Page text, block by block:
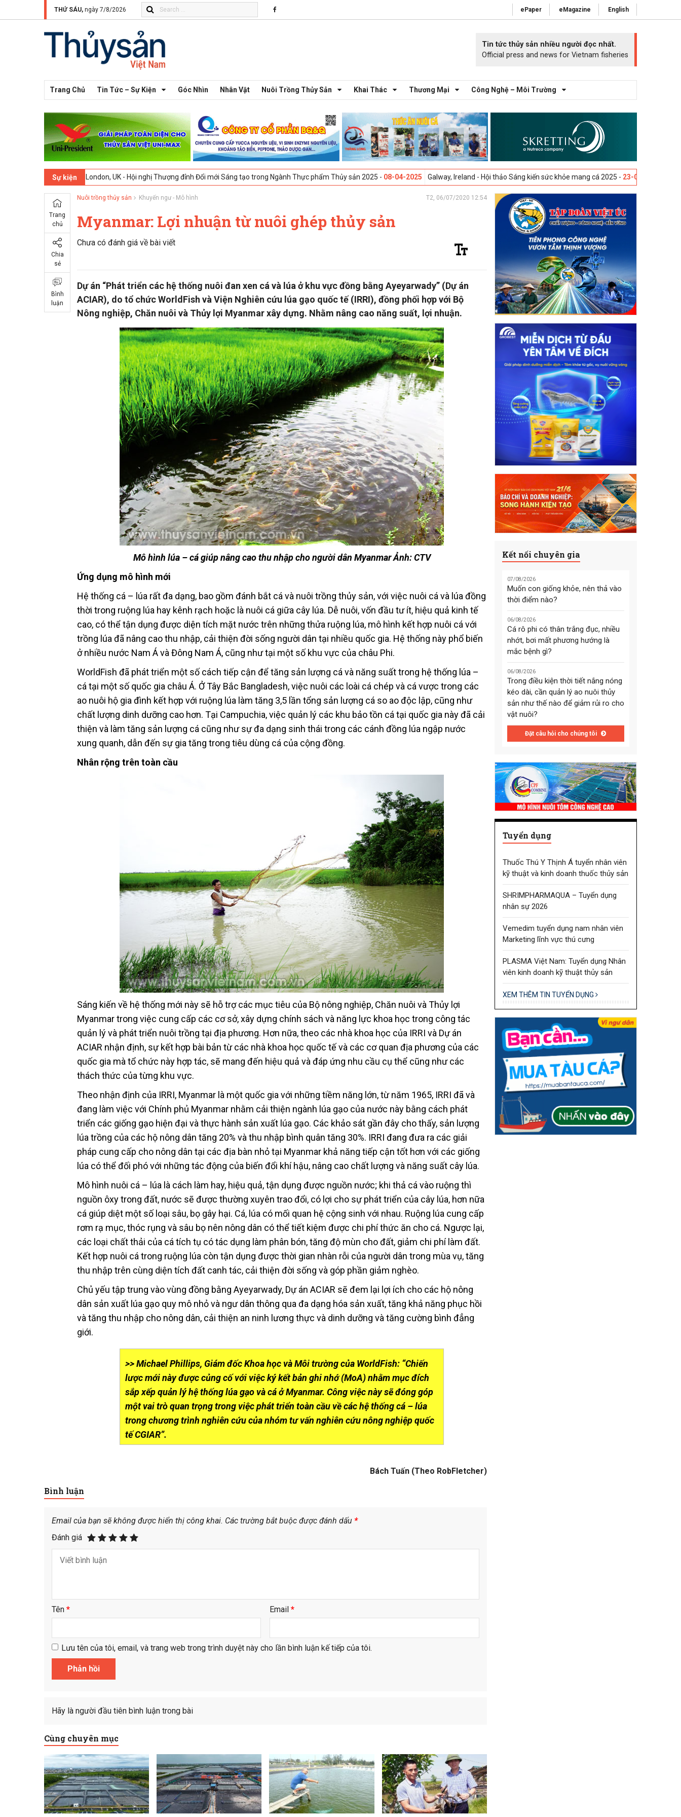
THỨ SÁU, ngày 7/8/2026 ePaper eMagazine English
Tin tức thủy sản nhiều người đọc nhất.
Official press and news for Vietnam fisheries
Trang Chủ Tin Tức – Sự Kiện Góc Nhìn Nhân Vật Nuôi Trồng Thủy Sản Khai Thác Thương Mại Công Nghệ – Môi Trường
Sự kiện
London, UK - Hội nghị Thượng đỉnh Đổi mới Sáng tạo trong Ngành Thực phẩm Thủy sản 2025 -08-04-2025 Galway, Ireland - Hội thảo Sáng kiến sức khỏe mang cá 2025 -23-04-2025 Vigo, Tây Ban Nha -
Trang
chủ
Chia
sẻ
Bình
luận
Nuôi trồng thủy sản Khuyến ngư - Mô hình T2, 06/07/2020 12:54
Myanmar: Lợi nhuận từ nuôi ghép thủy sản
Chưa có đánh giá về bài viết
Dự án “Phát triển các hệ thống nuôi đan xen cá và lúa ở khu vực đồng bằng Ayeyarwady” (Dự án
ACIAR), do tổ chức WorldFish và Viện Nghiên cứu lúa gạo quốc tế (IRRI), đồng phối hợp với Bộ
Nông nghiệp, Chăn nuôi và Thủy lợi Myanmar xây dựng. Nhằm nâng cao năng suất, lợi nhuận.
Mô hình lúa – cá giúp nâng cao thu nhập cho người dân Myanmar Ảnh: CTV
Ứng dụng mô hình mới
Hệ thống cá – lúa rất đa dạng, bao gồm đánh bắt cá và nuôi trồng thủy sản, với việc nuôi cá và lúa đồng
thời trong ruộng lúa hay kênh rạch hoặc là nuôi cá giữa cây lúa. Dễ nuôi, vốn đầu tư ít, hiệu quả kinh tế
cao, có thể tận dụng được diện tích mặt nước trên những thửa ruộng lúa, mô hình kết hợp nuôi cá với
trồng lúa đã nâng cao thu nhập, cải thiện đời sống người dân tại nhiều quốc gia. Hệ thống này phổ biến
ở nhiều nước Nam Á và Đông Nam Á, cũng như tại một số khu vực của châu Phi.
WorldFish đã phát triển một số cách tiếp cận để tăng sản lượng cá và năng suất trong hệ thống lúa –
cá tại một số quốc gia châu Á. Ở Tây Bắc Bangladesh, việc nuôi các loài cá chép và cá vược trong các
ao nuôi hộ gia đình kết hợp với ruộng lúa làm tăng 3,5 lần tổng sản lượng cá so ao độc lập, cũng như
chất lượng dinh dưỡng cao hơn. Tại Campuchia, việc quản lý các khu bảo tồn cá tại quốc gia này đã cải
thiện và làm tăng sản lượng cá cũng như sự đa dạng sinh thái trong các cánh đồng lúa ngập nước
xung quanh, dẫn đến sự gia tăng trong tiêu dùng cá của cộng đồng.
Nhân rộng trên toàn cầu
Sáng kiến về hệ thống mới này sẽ hỗ trợ các mục tiêu của Bộ nông nghiệp, Chăn nuôi và Thủy lợi
Myanmar trong việc cung cấp các cơ sở, xây dựng chính sách và năng lực khoa học trong công tác
quản lý và phát triển nuôi trồng tại địa phương. Hơn nữa, theo các nhà khoa học của IRRI và Dự án
ACIAR nhận định, sự kết hợp bài bản từ các nhà khoa học quốc tế và các cơ quan địa phương của các
quốc gia mà tổ chức này hợp tác, sẽ mang đến hiệu quả và đáp ứng nhu cầu cụ thể cũng như các
thách thức của từng khu vực.
Theo nhận định của IRRI, Myanmar là một quốc gia với những tiềm năng lớn, từ năm 1965, IRRI đã và
đang làm việc với Chính phủ Myanmar nhằm cải thiện ngành lúa gạo của nước này bằng cách phát
triển các giống gạo hiện đại và thực hành sản xuất lúa gạo. Các khảo sát gần đây cho thấy, sản lượng
lúa trồng của các hộ nông dân tăng 20% và thu nhập bình quân tăng 30%. IRRI đang đưa ra các giải
pháp cung cấp cho nông dân tại các địa bàn nhỏ tại Myanmar khả năng tiếp cận tốt hơn với các giống
lúa có thể đối phó với những tác động của biến đổi khí hậu, nâng cao chất lượng và năng suất cây lúa.
Mô hình nuôi cá – lúa là cách làm hay, hiệu quả, tận dụng được nguồn nước; khi thả cá vào ruộng thì
nguồn ôxy trong đất, nước sẽ được thường xuyên trao đổi, có lợi cho sự phát triển của cây lúa, hơn nữa
cá giúp diệt một số loại sâu, bọ gây hại. Cá, lúa có mối quan hệ cộng sinh với nhau. Ruộng lúa cung cấp
rơm rạ mục, thóc rụng và sâu bọ nên nông dân có thể tiết kiệm được chi phí thức ăn cho cá. Ngược lại,
các loại chất thải của cá tích tụ có tác dụng làm phân bón, tăng độ mùn cho đất, giảm chi phí làm đất.
Kết hợp nuôi cá trong ruộng lúa còn tận dụng được thời gian nhàn rỗi của người dân trong mùa vụ, tăng
thu nhập trên cùng diện tích đất canh tác, cải thiện đời sống và góp phần giảm nghèo.
Chủ yếu tập trung vào vùng đồng bằng Ayeyarwady, Dự án ACIAR sẽ đem lại lợi ích cho các hộ nông
dân sản xuất lúa gạo quy mô nhỏ và ngư dân thông qua đa dạng hóa sản xuất, tăng khả năng phục hồi
và tăng thu nhập cho nông dân, cải thiện an ninh lương thực và dinh dưỡng và tăng cường bình đẳng
giới.
>> Michael Phillips, Giám đốc Khoa học và Môi trường của WorldFish: “Chiến
lược mới này được củng cố với việc ký kết bản ghi nhớ (MoA) nhằm mục đích
sắp xếp quản lý hệ thống lúa gạo và cá ở Myanmar. Công việc này sẽ đóng góp
một vai trò quan trọng trong việc phát triển toàn cầu về các hệ thống cá – lúa
trong chương trình nghiên cứu của nhóm tư vấn nghiên cứu nông nghiệp quốc
tế CGIAR”.
Bách Tuấn (Theo RobFletcher)
Bình luận
Email của bạn sẽ không được hiển thị công khai. Các trường bắt buộc được đánh dấu *
Đánh giá
Tên * Email*
Lưu tên của tôi, email, và trang web trong trình duyệt này cho lần bình luận kế tiếp của tôi.
Hãy là người đầu tiên bình luận trong bài
Cùng chuyên mục
Kết nối chuyên gia
07/08/2026
Muốn con giống khỏe, nên thả vào
thời điểm nào?
06/08/2026
Cá rô phi có thân trắng đục, nhiều
nhớt, bơi mất phương hướng là
mắc bệnh gì?
06/08/2026
Trong điều kiện thời tiết nắng nóng
kéo dài, cần quản lý ao nuôi thủy
sản như thế nào để giảm rủi ro cho
vật nuôi?
Đặt câu hỏi cho chúng tôi
Tuyển dụng
Thuốc Thú Y Thịnh Á tuyển nhân viên
kỹ thuật và kinh doanh thuốc thủy sản
SHRIMPHARMAQUA – Tuyển dụng
nhân sự 2026
Vemedim tuyển dụng nam nhân viên
Marketing lĩnh vực thú cưng
PLASMA Việt Nam: Tuyển dụng Nhân
viên kinh doanh kỹ thuật thủy sản
XEM THÊM TIN TUYỂN DỤNG